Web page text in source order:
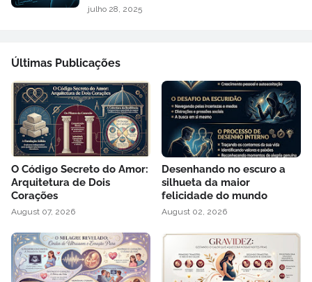
julho 28, 2025
Últimas Publicações
O Código Secreto do Amor:
Arquitetura de Dois
Corações
August 07, 2026
Desenhando no escuro a
silhueta da maior
felicidade do mundo
August 02, 2026